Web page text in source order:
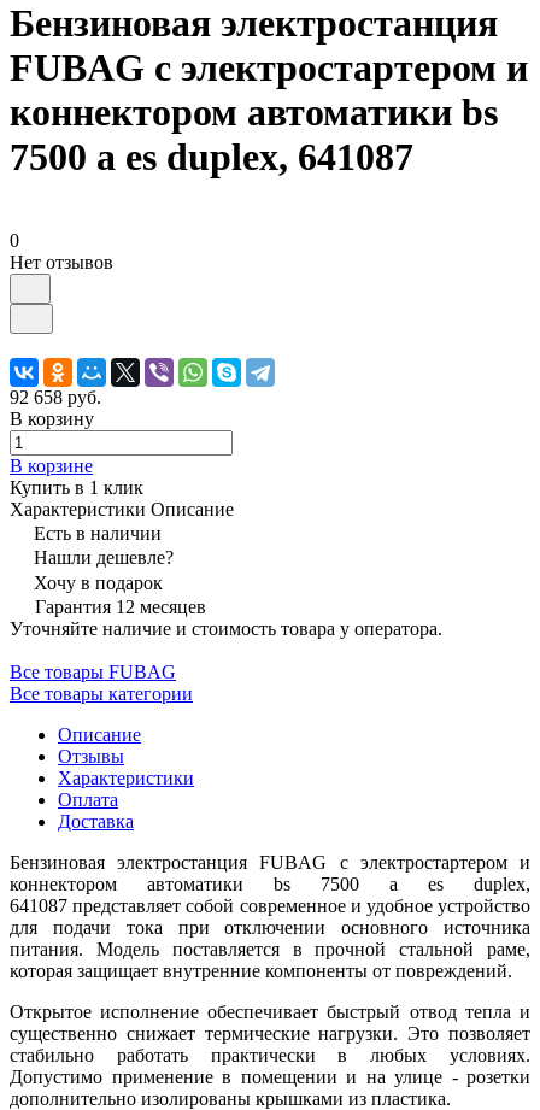
Бензиновая электростанция
FUBAG с электростартером и
коннектором автоматики bs
7500 a es duplex, 641087
0
Нет отзывов
92 658 руб.
В корзину
В корзине
Купить в 1 клик
Характеристики Описание
Есть в наличии
Нашли дешевле?
Хочу в подарок
Гарантия 12 месяцев
Уточняйте наличие и стоимость товара у оператора.
Все товары FUBAG
Все товары категории
Описание
Отзывы
Характеристики
Оплата
Доставка
Бензиновая электростанция FUBAG с электростартером и
коннектором автоматики bs 7500 a es duplex,
641087 представляет собой современное и удобное устройство
для подачи тока при отключении основного источника
питания. Модель поставляется в прочной стальной раме,
которая защищает внутренние компоненты от повреждений.
Открытое исполнение обеспечивает быстрый отвод тепла и
существенно снижает термические нагрузки. Это позволяет
стабильно работать практически в любых условиях.
Допустимо применение в помещении и на улице - розетки
дополнительно изолированы крышками из пластика.